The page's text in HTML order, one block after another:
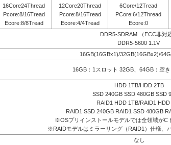
16Core24Thread
Pcore:8/16Tread
Ecore:8/8Tread
12Core20Thread
Pcore:8/16Tread
Ecore:4/4Tread
6Core/12Tread
PCore:6/12Thread
Ecore:0
DDR5-SDRAM （ECC非対応
DDR5-5600 1.1V
16GB(16GBx1)/32GB(16GBx2)/
16GB：1スロット 32GB、64GB：空
HDD 1TB/HDD 2TB
SSD 240GB SSD 480GB SSD
RAID1 HDD 1TB/RAID1
RAID1 SSD 240GB RAID1 SSD 480GB
※OSプリインストールモデルでは全領域がC
※RAIDモデルはミラーリング（RAID1）仕様、
なし